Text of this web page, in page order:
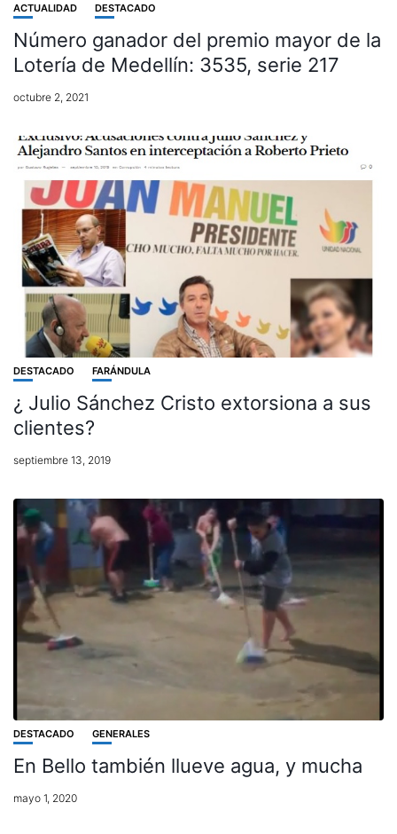
ACTUALIDAD DESTACADO
Número ganador del premio mayor de la
Lotería de Medellín: 3535, serie 217
octubre 2, 2021
DESTACADO FARÁNDULA
¿ Julio Sánchez Cristo extorsiona a sus
clientes?
septiembre 13, 2019
DESTACADO GENERALES
En Bello también llueve agua, y mucha
mayo 1, 2020